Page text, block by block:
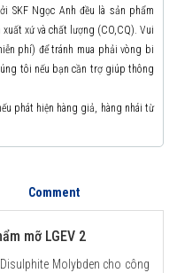
SKF Ngọc Anh đều là sản phẩm
xứ và chất lượng (CO,CQ). Vui
phí) để tránh mua phải vòng bi
tôi nếu bạn cần trợ giúp thông
phát hiện hàng giả, hàng nhái từ
Comment
mỡ LGEV 2
Molybden cho công